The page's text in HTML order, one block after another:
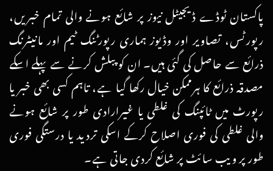
پاکستان ٹوڈے ڈیجیٹل نیوز پر شائع ہونے والی تمام خبریں،
رپورٹس، تصاویر اور وڈیوز ہماری رپورٹنگ ٹیم اور مانیٹرنگ
ذرائع سے حاصل کی گئی ہیں۔ ان کو پبلش کرنے سے پہلے اسکے
مصدقہ ذرائع کا ہرممکن خیال رکھا گیا ہے، تاہم کسی بھی خبر یا
رپورٹ میں ٹائپنگ کی غلطی یا غیرارادی طور پر شائع ہونے
والی غلطی کی فوری اصلاح کرکے اسکی تردید یا درستگی فوری
طور پر ویب سائٹ پر شائع کردی جاتی ہے۔